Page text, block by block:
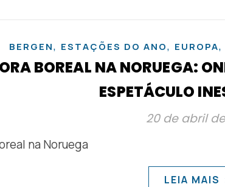
BERGEN, ESTAÇÕES DO ANO, EUROPA,
BOREAL NA NORUEGA:
ESPETÁCULO
20 de abril
LEIA MAIS